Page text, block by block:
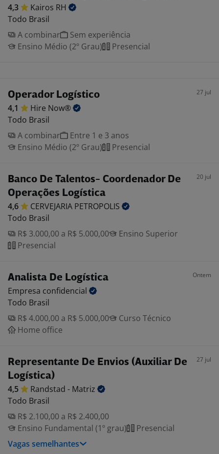
4,3 Kairos RH
Todo Brasil
A combinar
Sem experiência
Ensino Médio (2º Grau)
Presencial
Operador Logístico 27 jul
4,1 Hire Now®
Todo Brasil
A combinar
Entre 1 e 3 anos
Ensino Médio (2º Grau)
Presencial
Banco De Talentos- Coordenador De
Operações Logística
20 jul
4,6 CERVEJARIA PETROPOLIS
Todo Brasil
R$ 3.000,00 a R$ 5.000,00
Ensino Superior
Presencial
Analista De Logística Ontem
Empresa confidencial
Todo Brasil
R$ 4.000,00 a R$ 5.000,00
Curso Técnico
Home office
Representante De Envios (Auxiliar De
Logística)
27 jul
4,5 Randstad - Matriz
Todo Brasil
R$ 2.100,00 a R$ 2.400,00
Ensino Fundamental (1º grau)
Presencial
Vagas semelhantes